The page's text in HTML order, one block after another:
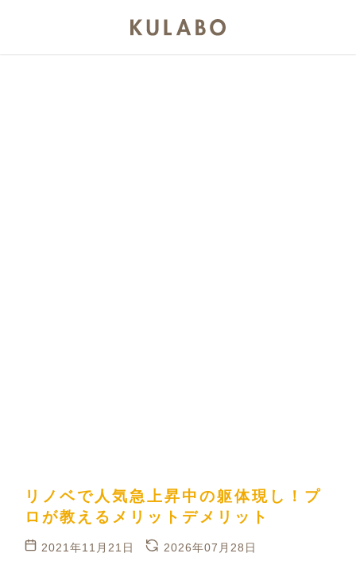
リノベで人気急上昇中の躯体現し！プ
ロが教えるメリットデメリット
2021年11月21日 2026年07月28日